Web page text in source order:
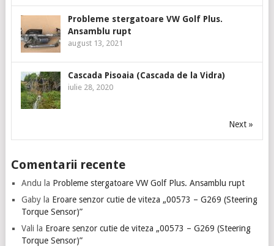
Probleme stergatoare VW Golf Plus.
Ansamblu rupt
august 13, 2021
Cascada Pisoaia (Cascada de la Vidra)
iulie 28, 2020
Next »
Comentarii recente
Andu la Probleme stergatoare VW Golf Plus. Ansamblu rupt
Gabyla Eroare senzor cutie de viteza „00573 – G269 (Steering
Torque Sensor)”
Vali la Eroare senzor cutie de viteza „00573 – G269 (Steering
Torque Sensor)”